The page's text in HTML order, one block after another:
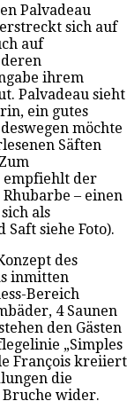
Palvadeau
sich auf
auf
ihrem
Palvadeau sieht
ein gutes
möchte
Säften
empfiehlt der
– einen
als
siehe Foto).
des
inmitten
Bereich
4 Saunen
den Gästen
„Simples
François kreiiert
die
Bruche wider.